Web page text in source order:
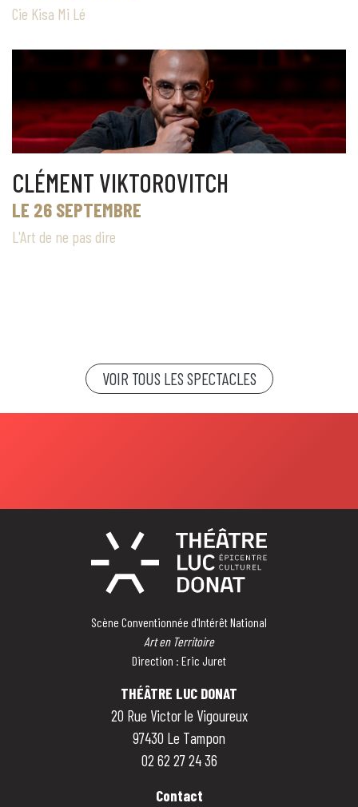
Cie Kisa Mi Lé
CLÉMENT VIKTOROVITCH
LE 26 SEPTEMBRE
L'Art de ne pas dire
VOIR TOUS LES SPECTACLES
Scène Conventionnée d'Intérêt National
Art en Territoire
Direction : Eric Juret
THÉÂTRE LUC DONAT
20 Rue Victor le Vigoureux
97430 Le Tampon
02 62 27 24 36
Contact